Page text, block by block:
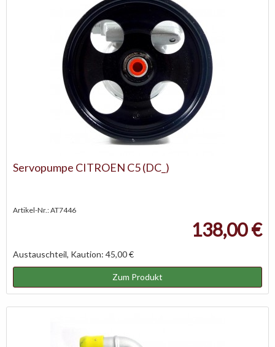
Servopumpe CITROEN C5 (DC_)
Artikel-Nr.: AT7446
138,00 €
Austauschteil, Kaution: 45,00 €
Zum Produkt